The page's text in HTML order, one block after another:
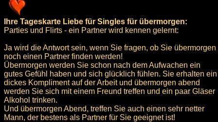
Ihre Tageskarte Liebe für Singles für übermorgen:
Parties und Flirts - ein Partner wird kennen gelernt:
Ja wird die Antwort sein, wenn Sie fragen, ob Sie übermorgen
noch einen Partner finden werden!
Übermorgen werden Sie schon nach dem Aufwachen ein
gutes Gefühl haben und sich glücklich fühlen. Sie erhalten ein
dickes Kompliment auf der Arbeit und übermorgen abend
werden Sie sich mit einem Freund treffen und ein paar Gläser
Alkohol trinken.
Und übermorgen Abend, treffen Sie auch einen sehr netter
Mann, der bestens als Partner für Sie geeignet ist!